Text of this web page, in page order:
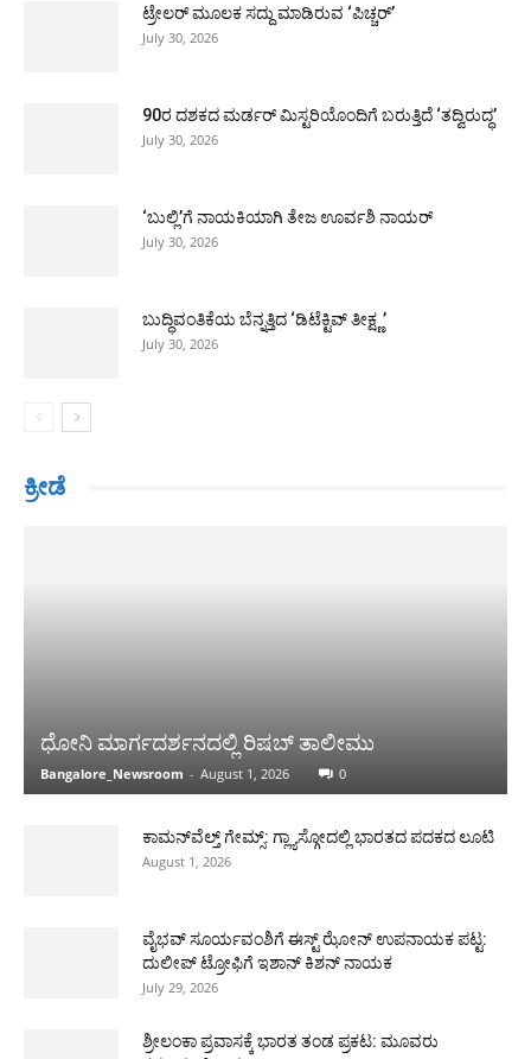
ಟ್ರೇಲರ್ ಮೂಲಕ ಸದ್ದು ಮಾಡಿರುವ ‘ಪಿಚ್ಚರ್’
July 30, 2026
90ರ ದಶಕದ ಮರ್ಡರ್ ಮಿಸ್ಟರಿಯೊಂದಿಗೆ ಬರುತ್ತಿದೆ ‘ತದ್ವಿರುದ್ಧ’
July 30, 2026
‘ಬುಲ್ಲಿ’ಗೆ ನಾಯಕಿಯಾಗಿ ತೇಜ ಊರ್ವಶಿ ನಾಯರ್
July 30, 2026
ಬುದ್ಧಿವಂತಿಕೆಯ ಬೆನ್ನತ್ತಿದ ‘ಡಿಟೆಕ್ಟಿವ್ ತೀಕ್ಷ್ಣ’
July 30, 2026
ಕ್ರೀಡೆ
ಧೋನಿ ಮಾರ್ಗದರ್ಶನದಲ್ಲಿ ರಿಷಬ್ ತಾಲೀಮು
Bangalore_Newsroom - August 1, 2026 0
ಕಾಮನ್‌ವೆಲ್ತ್ ಗೇಮ್ಸ್: ಗ್ಲ್ಯಾಸ್ಗೋದಲ್ಲಿ ಭಾರತದ ಪದಕದ ಲೂಟಿ
August 1, 2026
ವೈಭವ್ ಸೂರ್ಯವಂಶಿಗೆ ಈಸ್ಟ್ ಝೋನ್ ಉಪನಾಯಕ ಪಟ್ಟ:
ದುಲೀಪ್ ಟ್ರೋಫಿಗೆ ಇಶಾನ್ ಕಿಶನ್ ನಾಯಕ
July 29, 2026
ಶ್ರೀಲಂಕಾ ಪ್ರವಾಸಕ್ಕೆ ಭಾರತ ತಂಡ ಪ್ರಕಟ: ಮೂವರು